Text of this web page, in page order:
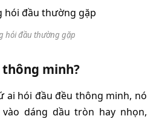
hói đầu thường gặp
minh?
ai hói đầu đều thông minh, nó
dáng dầu tròn hay nhọn,